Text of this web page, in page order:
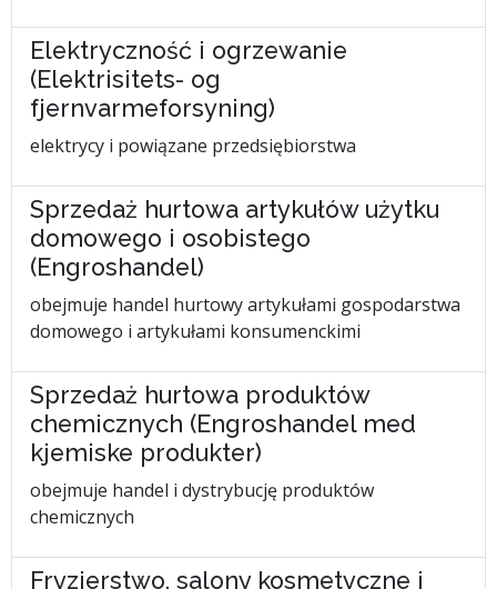
Elektryczność i ogrzewanie
(Elektrisitets- og
fjernvarmeforsyning)
elektrycy i powiązane przedsiębiorstwa
Sprzedaż hurtowa artykułów użytku
domowego i osobistego
(Engroshandel)
obejmuje handel hurtowy artykułami gospodarstwa
domowego i artykułami konsumenckimi
Sprzedaż hurtowa produktów
chemicznych (Engroshandel med
kjemiske produkter)
obejmuje handel i dystrybucję produktów
chemicznych
Fryzjerstwo, salony kosmetyczne i